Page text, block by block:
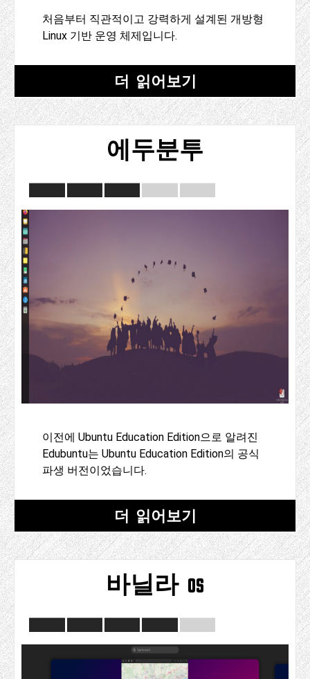
처음부터 직관적이고 강력하게 설계된 개방형
Linux 기반 운영 체제입니다.
더 읽어보기
에두분투
이전에 Ubuntu Education Edition으로 알려진
Edubuntu는 Ubuntu Education Edition의 공식
파생 버전이었습니다.
더 읽어보기
바닐라 os